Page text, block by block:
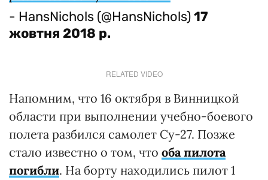
- HansNichols (@HansNichols)17
жовтня 2018 р.
RELATED VIDEO
Напомним, что 16 октября в Винницкой
области при выполнении учебно-боевого
полета разбился самолет Су-27. Позже
стало известно о том, что оба пилота
погибли. На борту находились пилот 1